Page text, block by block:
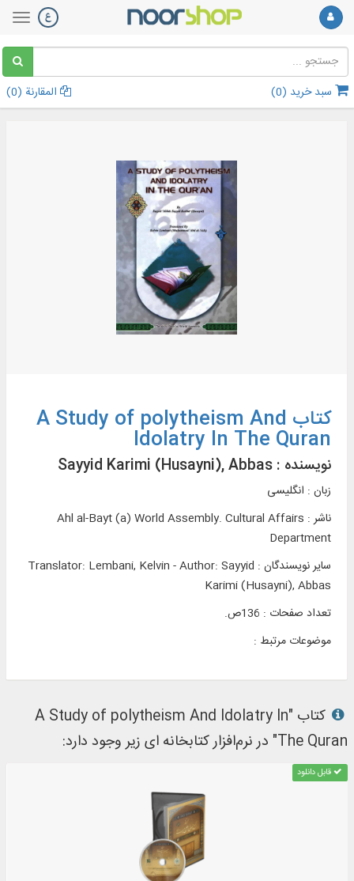
سبد خرید (0
) المقارنة (0
)
کتاب A Study of polytheism And
Idolatry In The Quran
نویسنده : Sayyid Karimi (Husayni), Abbas
زبان : انگلیسی
ناشر : Ahl al-Bayt (a) World Assembly. Cultural Affairs
Department
سایر نویسندگان : Translator: Lembani, Kelvin - Author: Sayyid
Karimi (Husayni), Abbas
تعداد صفحات : 136ص.
موضوعات مرتبط :
کتاب "A Study of polytheism And Idolatry In
The Quran" در نرم‌افزار کتابخانه ای زیر وجود دارد:
قابل دانلود